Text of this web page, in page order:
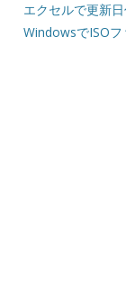
エクセルで更新
WindowsでISOフ